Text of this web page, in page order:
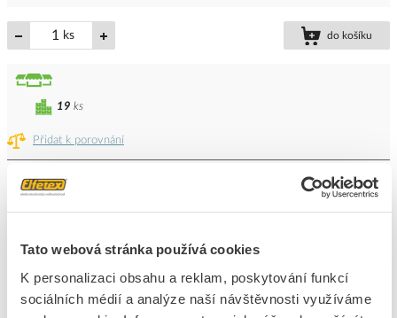
Tato webová stránka používá cookies
K personalizaci obsahu a reklam, poskytování funkcí
sociálních médií a analýze naší návštěvnosti využíváme
ks do košíku
Přidat k porovnání
19 ks
SKELDO Spojka SVCZV 4x1,5-2,5 pro laněné vodiče
Kód ELFETEX
10.065.458
Kód výrobce
SVCZV 4 X 1,5-2,5
Cena s DPH 226,68 Kč/ks